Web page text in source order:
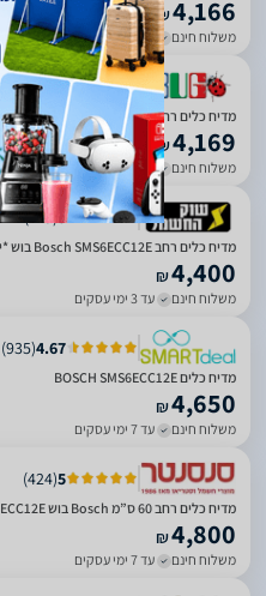
₪4,166
משלוח חינם עד 5 ימי עסקים
2.59
(
658
)
מדיח כלים רחב Bosch Serie 6 SMS6ECC12E תוצרת גרמניה בוש - BOSCH בוש
₪4,169
משלוח חינם עד 4 ימי עסקים
5
219
)
מדיח כלים ‏רחב Bosch SMS6ECC12E בוש *יבואן רשמי BSH*
₪4,400
משלוח חינם עד 3 ימי עסקים
4.67
(
935
)
מדיח כלים BOSCH SMS6ECC12E
₪4,650
משלוח חינם עד 7 ימי עסקים
5
(
424
)
מדיח כלים רחב 60 ס”מ Bosch בוש SMS6ECC12E שחור
₪4,800
משלוח חינם עד 7 ימי עסקים